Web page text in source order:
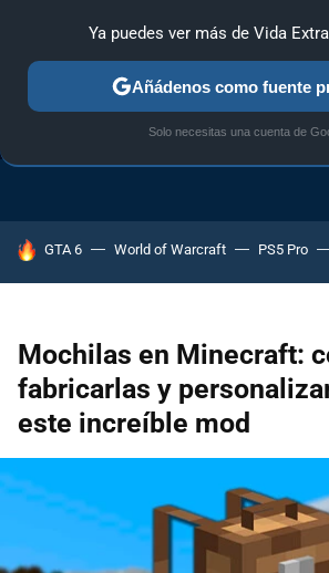
TRUCOS PC TRUCOS
HOY SE HABLA DE
GTA 6 World of Warcraft PS5 Pro
Mochilas en Minecraft:
fabricarlas y
este increíble mod
Ya puedes ver más de Vida
Añádenos como fuente
Solo necesitas una cuenta de